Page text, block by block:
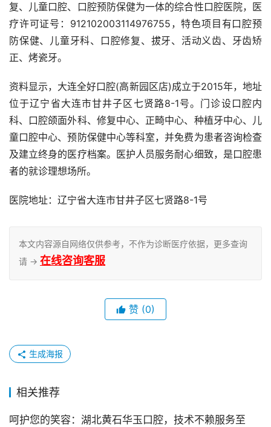
复、儿童口腔、口腔预防保健为一体的综合性口腔医院，医
疗许可证号：912102003114976755，特色项目有口腔预
防保健、儿童牙科、口腔修复、拔牙、活动义齿、牙齿矫
正、烤瓷牙。
资料显示，大连全好口腔(高新园区店)成立于2015年，地址
位于辽宁省大连市甘井子区七贤路8-1号。门诊设口腔内
科、口腔颌面外科、修复中心、正畸中心、种植牙中心、儿
童口腔中心、预防保健中心等科室，并免费为患者咨询检查
及建立终身的医疗档案。医护人员服务耐心细致，是口腔患
者的就诊理想场所。
医院地址：辽宁省大连市甘井子区七贤路8-1号
本文内容源自网络仅供参考，不作为诊断医疗依据，更多查询
请 → 在线咨询客服
赞 (0)
生成海报
相关推荐
呵护您的笑容：湖北黄石华玉口腔，技术不赖服务至